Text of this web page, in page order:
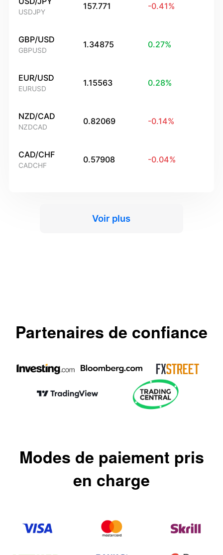
USDJPY
157.771 -0.41%
GBP/USD
GBPUSD
1.34875 0.27%
EUR/USD
EURUSD
1.15563 0.28%
NZD/CAD
NZDCAD
0.82069 -0.14%
CAD/CHF
CADCHF
0.57908 -0.04%
Voir plus
Partenaires de confiance
Modes de paiement pris
en charge